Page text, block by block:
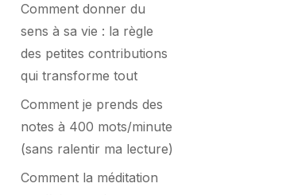
Comment donner du
sens à sa vie : la règle
des petites contributions
qui transforme tout
Comment je prends des
notes à 400 mots/minute
(sans ralentir ma lecture)
Comment la méditation